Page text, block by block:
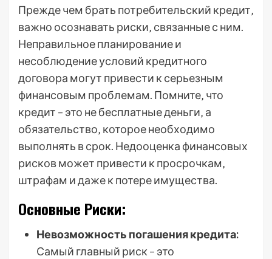
Прежде чем брать потребительский кредит‚
важно осознавать риски‚ связанные с ним.
Неправильное планирование и
несоблюдение условий кредитного
договора могут привести к серьезным
финансовым проблемам. Помните‚ что
кредит – это не бесплатные деньги‚ а
обязательство‚ которое необходимо
выполнять в срок. Недооценка финансовых
рисков может привести к просрочкам‚
штрафам и даже к потере имущества.
Основные Риски:
Невозможность погашения кредита:
Самый главный риск – это